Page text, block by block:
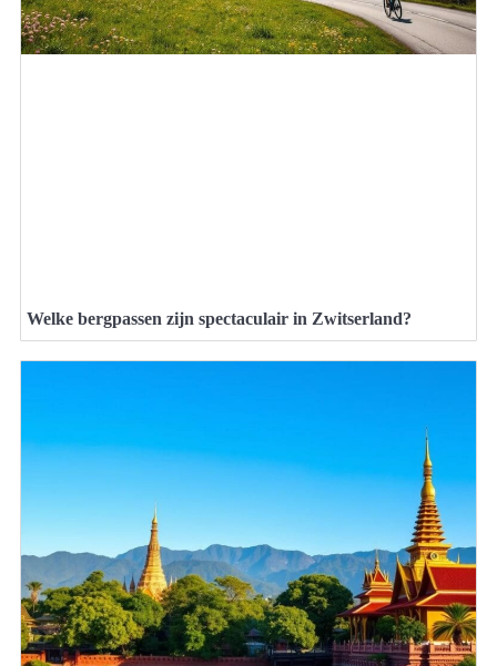
Welke bergpassen zijn spectaculair in Zwitserland?